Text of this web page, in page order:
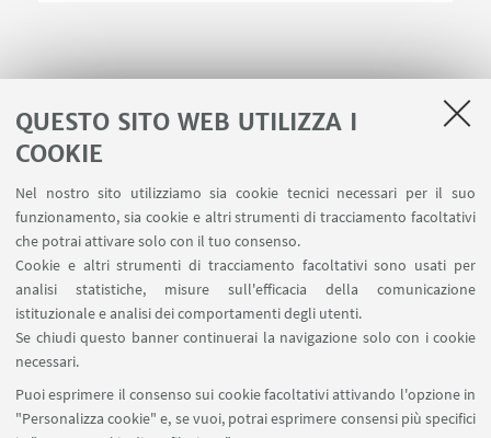
QUESTO SITO WEB UTILIZZA I
COOKIE
Nel nostro sito utilizziamo sia cookie tecnici necessari per il suo
funzionamento, sia cookie e altri strumenti di tracciamento facoltativi
che potrai attivare solo con il tuo consenso.
Cookie e altri strumenti di tracciamento facoltativi sono usati per
analisi statistiche, misure sull'efficacia della comunicazione
istituzionale e analisi dei comportamenti degli utenti.
Se chiudi questo banner continuerai la navigazione solo con i cookie
necessari.
Puoi esprimere il consenso sui cookie facoltativi attivando l'opzione in
"Personalizza cookie" e, se vuoi, potrai esprimere consensi più specifici
LINK UTILI
Area riservata
Contatti
Prenotazione aule BiGeA
SEGUI UNIBO SU: